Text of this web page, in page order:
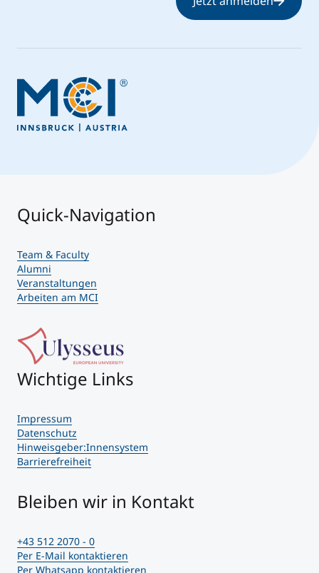
Quick-Navigation
Team & Faculty
Alumni
Veranstaltungen
Arbeiten am MCI
Wichtige Links
Impressum
Datenschutz
Hinweisgeber:Innensystem
Barrierefreiheit
Bleiben wir in Kontakt
+43 512 2070 - 0
Per E-Mail kontaktieren
Per Whatsapp kontaktieren